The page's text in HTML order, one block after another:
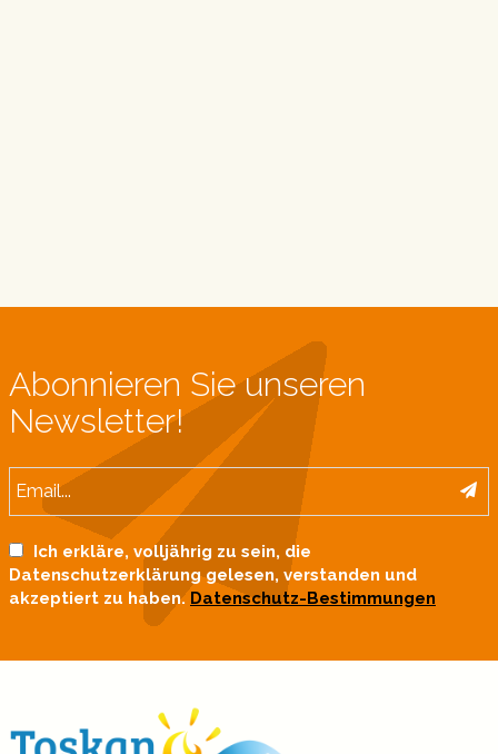
Abonnieren Sie unseren
Newsletter!
Ich erkläre, volljährig zu sein, die
Datenschutzerklärung gelesen, verstanden und
akzeptiert zu haben. Datenschutz-Bestimmungen